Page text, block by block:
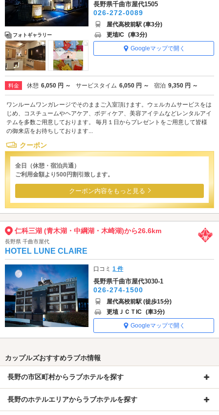
フォトギャラリー
長野県千曲市屋代1505
026-272-0089
屋代高校前駅 (車3分)
更埴IC (車3分)
Googleマップで開く
料金 休憩 6,050 円 ～ サービスタイム 6,050 円 ～ 宿泊 9,350 円 ～
ワンルームワンガレージでそのままご入室頂けます。ウェルカムサービスをは
じめ、コスチュームやヘアケア、ボディケア、美容アイテムなどレンタルアイ
テムを多数ご用意しております。 毎月１日からプレゼントをご用意して皆様
の御来店をお待ちしております...
クーポン
全日（休憩・宿泊共通）
ご利用金額より500円割引致します。
クーポン内容をもっと見る
仁科三湖 (青木湖・中綱湖・木崎湖)から26.6km
長野県 千曲市屋代
HOTEL LUNE CLAIRE
口コミ1 件
長野県千曲市屋代3030-1
026-274-1500
屋代高校前駅 (徒歩15分)
更埴ＪＣＴIC (車3分)
Googleマップで開く
カップルズおすすめラブホ情報
長野の市区町村からラブホテルを探す
長野のホテルエリアからラブホテルを探す